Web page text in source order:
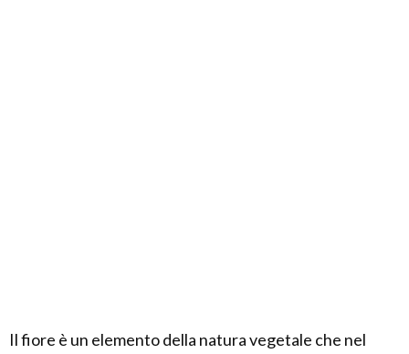
Il fiore è un elemento della natura vegetale che nel